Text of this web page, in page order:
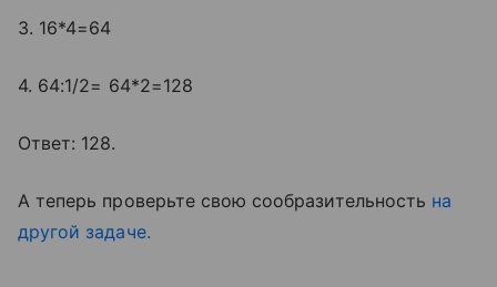
3. 16*4=64
4. 64:1/2= 64*2=128
Ответ: 128.
А теперь проверьте свою сообразительность на
другой задаче.